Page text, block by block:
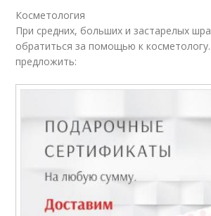
Косметология
При средних, больших и застарелых
обратиться за помощью к
предложить: